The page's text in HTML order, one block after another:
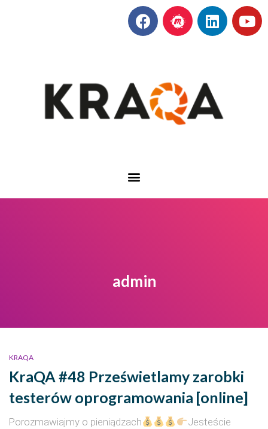
admin
KRAQA
KraQA #48 Prześwietlamy zarobki
testerów oprogramowania [online]
Porozmawiajmy o pieniądzach
Jesteście